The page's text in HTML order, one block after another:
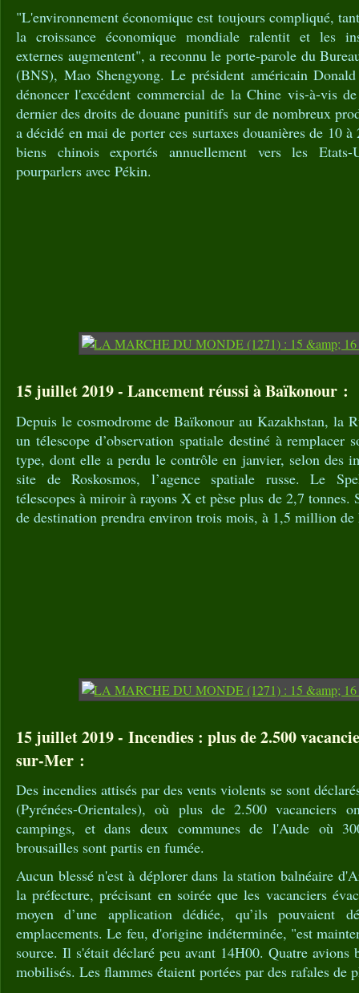
"L'environnement économique est toujours compliqué,
la croissance économique mondiale ralentit et les
externes augmentent", a reconnu le porte-parole du
(BNS), Mao Shengyong. Le président américain
dénoncer l'excédent commercial de la Chine vis-à-vis
dernier des droits de douane punitifs sur de nombreux
a décidé en mai de porter ces surtaxes douanières de 10
biens chinois exportés annuellement vers les
pourparlers avec Pékin.
15 juillet 2019 - Lancement réussi à Baïkonour :
Depuis le cosmodrome de Baïkonour au Kazakhstan, la
un télescope d’observation spatiale destiné à remplacer
type, dont elle a perdu le contrôle en janvier, selon des
site de Roskosmos, l’agence spatiale russe. Le
télescopes à miroir à rayons X et pèse plus de 2,7 tonnes.
de destination prendra environ trois mois, à 1,5 million
15 juillet 2019 - Incendies : plus de 2.500
sur-Mer :
Des incendies attisés par des vents violents se sont
(Pyrénées-Orientales), où plus de 2.500 vacanciers
campings, et dans deux communes de l'Aude où
brousailles sont partis en fumée.
Aucun blessé n'est à déplorer dans la station balnéaire
la préfecture, précisant en soirée que les vacanciers
moyen d’une application dédiée, qu’ils pouvaient
emplacements. Le feu, d'origine indéterminée, "est
source. Il s'était déclaré peu avant 14H00. Quatre avions
mobilisés. Les flammes étaient portées par des rafales de